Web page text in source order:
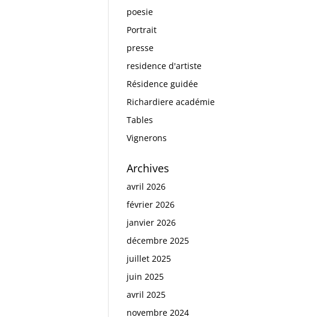
poesie
Portrait
presse
residence d'artiste
Résidence guidée
Richardiere académie
Tables
Vignerons
Archives
avril 2026
février 2026
janvier 2026
décembre 2025
juillet 2025
juin 2025
avril 2025
novembre 2024